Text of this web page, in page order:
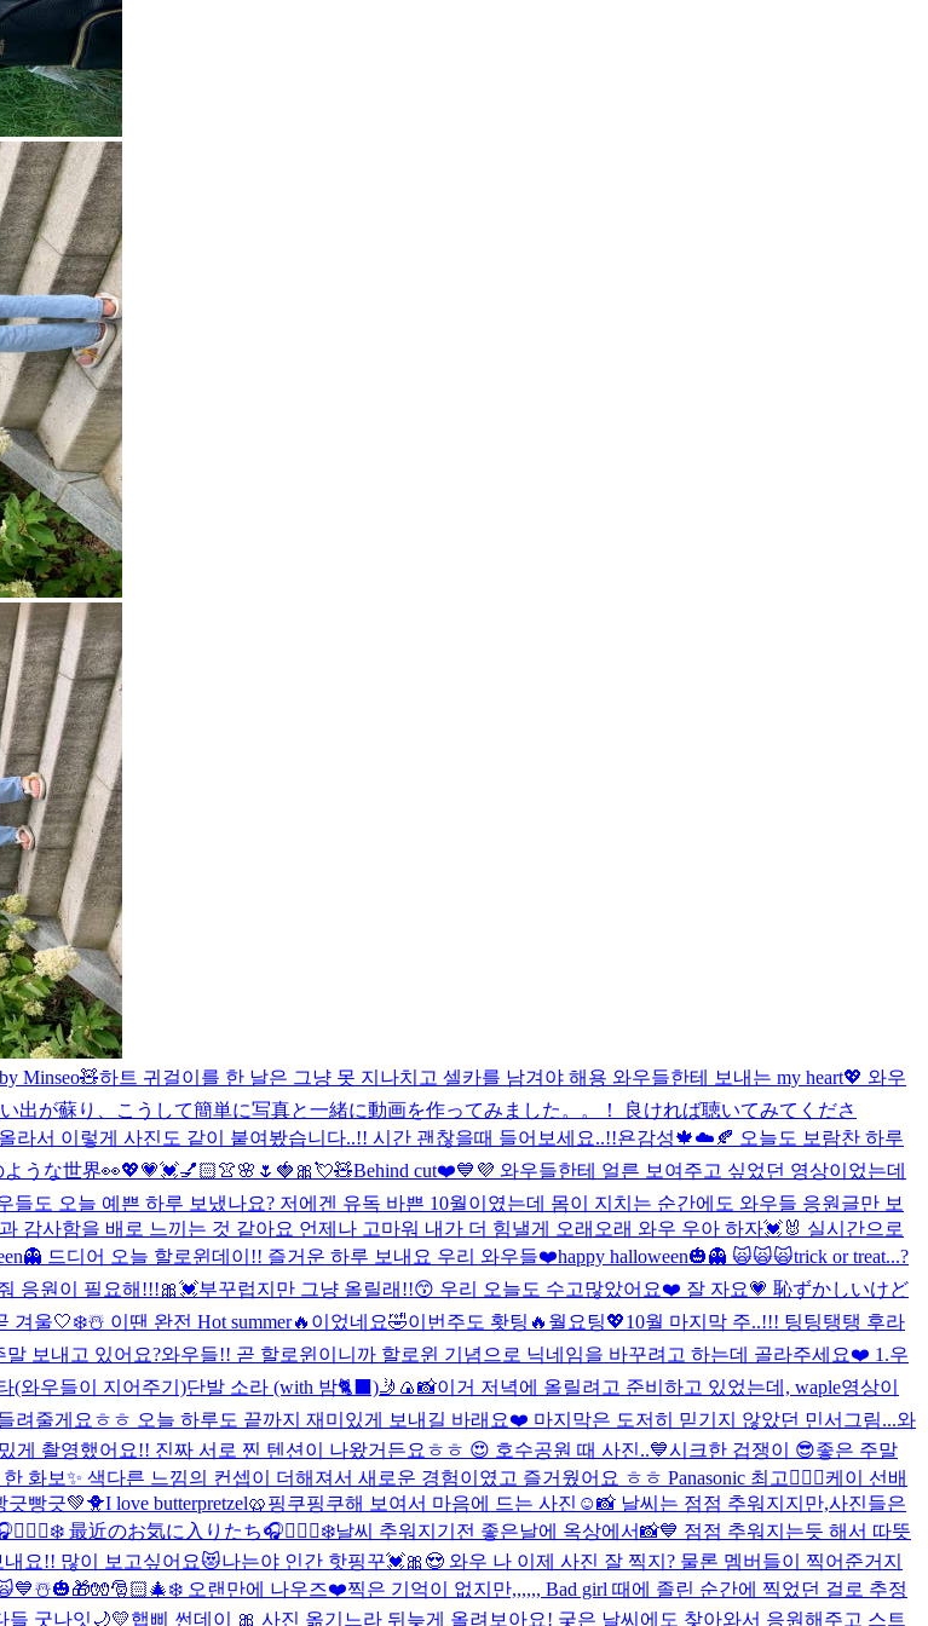
Minseo🧸하트 귀걸이를 한 날은 그냥 못 지나치고 셀카를 남겨야 해용 와우들한테 보내는 my heart💖 와우
出が蘇り、こうして簡単に写真と一緒に動画を作ってみました。。！ 良ければ聴いてみてくださ
서 이렇게 사진도 같이 붙여봤습니다..!! 시간 괜찮을때 들어보세요..!!욘감성🍁☁️🍂 오늘도 보람찬 하루
うな世界👀💖💗💓💅🏻👚🌸🌷🍓🎀💘🧸Behind cut❤️💙💜 와우들한테 얼른 보여주고 싶었던 영상이었는데
들도 오늘 예쁜 하루 보냈나요? 저에겐 유독 바쁜 10월이였는데 몸이 지치는 순간에도 와우들 응원글만 보
감사함을 배로 느끼는 것 같아요 언제나 고마워 내가 더 힘낼게 오래오래 와우 우아 하자💓🐰 실시간으로
드디어 오늘 할로윈데이!! 즐거운 하루 보내요 우리 와우들❤️happy halloween🎃👻 🙀🙀🙀trick or treat...?
응원이 필요해!!!🎀💓부꾸럽지만 그냥 올릴래!!😙 우리 오늘도 수고많았어요❤️ 잘 자요💗 恥ずかしいけど
겨울🤍❄️☃️ 이땐 완전 Hot summer🔥이었네요🤣이번주도 홧팅🔥월요팅💖10월 마지막 주..!!! 팅팅탱탱 후라
보내고 있어요?와우들!! 곧 할로윈이니까 할로윈 기념으로 닉네임을 바꾸려고 하는데 골라주세요❤️ 1.우
(와우들이 지어주기)단발 소라 (with 밤🐈‍⬛)🤳🍙📸이거 저녁에 올릴려고 준비하고 있었는데, waple영상이
려줄게요ㅎㅎ 오늘 하루도 끝까지 재미있게 보내길 바래요❤️ 마지막은 도저히 믿기지 않았던 민서그림...와
게 촬영했어요!! 진짜 서로 찐 텐션이 나왔거든요ㅎㅎ 😍 호수공원 때 사진..💙시크한 겁쟁이 😎좋은 주말
화보✨ 색다른 느낌의 컨셉이 더해져서 새로운 경험이였고 즐거웠어요 ㅎㅎ Panasonic 최고👍🏻💓케이 선배
긋빵긋💚🐥I love butterpretzel🥨핑쿠핑쿠해 보여서 마음에 드는 사진☺️📸 날씨는 점점 추워지지만,사진들은
最近のお気に入りたち🎧🧘🏻‍♀️❄️날씨 추워지기전 좋은날에 옥상에서📸💙 점점 추워지는듯 해서 따뜻
요!! 많이 보고싶어요😻나는야 인간 핫핑꾸💓🎀😍 와우 나 이제 사진 잘 찍지? 물론 멤버들이 찍어준거지
오랜만에 나우즈❤️찍은 기억이 없지만,,,,,, Bad girl 때에 졸린 순간에 찍었던 걸로 추정
들 굿나잇🌙💛햅삐 썬데이 🎀 사진 옮기느라 뒤늦게 올려보아요! 궂은 날씨에도 찾아와서 응원해주고 스트